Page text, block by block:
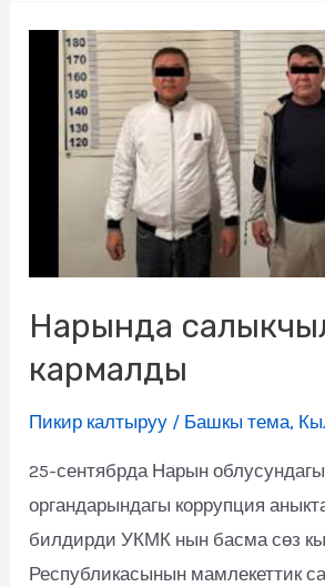
Нарында
кармалды
Пикир калтыруу / Башкы тема,
25-сентябрда Нарын
органдарындагы коррупция
билдирди УКМК нын басма сөз
Республикасынын мамлекеттик